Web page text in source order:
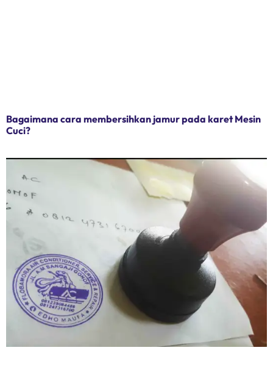
Bagaimana cara membersihkan jamur pada karet Mesin
Cuci?